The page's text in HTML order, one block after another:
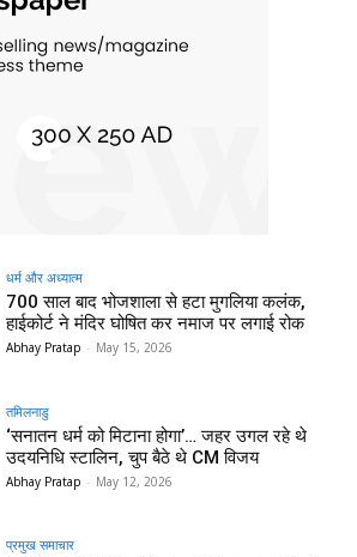
धर्म और अध्यात्म
700 साल बाद भोजशाला से हटा मुगलिया कलंक,
हाईकोर्ट ने मंदिर घोषित कर नमाज पर लगाई रोक
Abhay Pratap - May 15, 2026
तमिलनाडु
‘सनातन धर्म को मिटाना होगा’… जहर उगल रहे थे
उदयनिधि स्टालिन, चुप बैठे थे CM विजय
Abhay Pratap - May 12, 2026
प्रमुख समाचार‎